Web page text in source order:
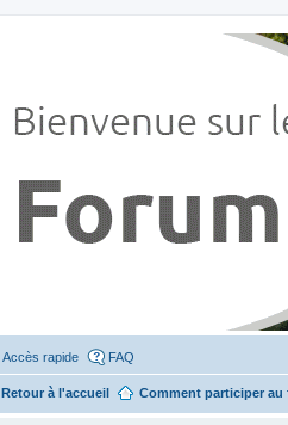
Stylevan - Vans
Accès rapide FAQ
Retour à l'accueil Comment participer au